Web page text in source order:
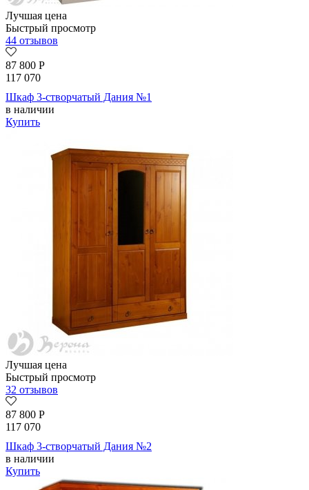
Лучшая цена
Быстрый просмотр
44 отзывов
87 800 Р
117 070
Шкаф 3-створчатый Дания №1
в наличии
Купить
Лучшая цена
Быстрый просмотр
32 отзывов
87 800 Р
117 070
Шкаф 3-створчатый Дания №2
в наличии
Купить